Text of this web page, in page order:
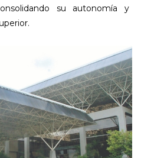
su autonomía y